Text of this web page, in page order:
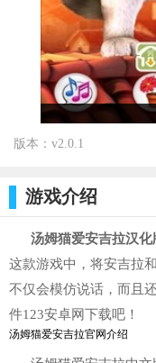
版本：v2.0.1
游戏介绍
汤姆猫爱安吉拉汉化
这款游戏中，将安吉拉
不仅会模仿说话，而且
件123安卓网下载吧！
汤姆猫爱安吉拉官网介绍